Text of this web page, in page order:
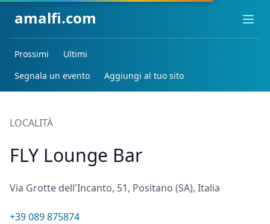
amalfi.com
Prossimi
Ultimi
Segnala un evento
Aggiungi al tuo sito
LOCALITÀ
FLY Lounge Bar
Via Grotte dell'Incanto, 51, Positano (SA), Italia
+39 089 875874